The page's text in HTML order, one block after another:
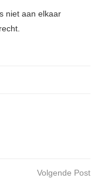
niet aan elkaar
Volgende Post